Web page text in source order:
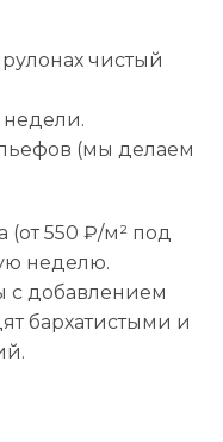
чистый
(мы делаем
(от 550 ₽/м² под
неделю.
с добавлением
бархатистыми и